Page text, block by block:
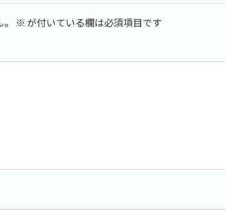
※ が付いている欄は必須項目です